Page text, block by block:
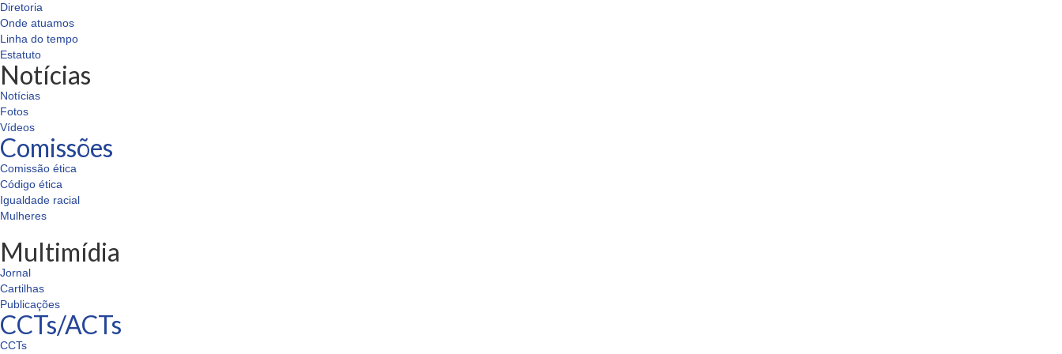
Diretoria
Onde atuamos
Linha do tempo
Estatuto
Notícias
Notícias
Fotos
Vídeos
Comissões
Comissão ética
Código ética
Igualdade racial
Mulheres
Multimídia
Jornal
Cartilhas
Publicações
CCTs/ACTs
CCTs